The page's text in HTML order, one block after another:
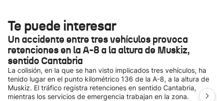
Te puede interesar
Un accidente entre tres vehículos provoca
retenciones en la A-8 a la altura de Muskiz,
sentido Cantabria
La colisión, en la que se han visto implicados tres vehículos, ha
tenido lugar en el punto kilométrico 136 de la A-8, a la altura de
Muskiz. El tráfico registra retenciones en sentido Cantabria,
mientras los servicios de emergencia trabajan en la zona.